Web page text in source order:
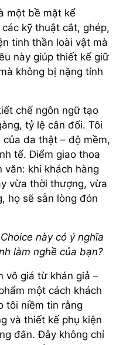
một bề mặt kể
các kỹ thuật cắt, ghép,
tinh thần loài vật mà
này giúp thiết kế giữ
không bị nặng tính
chế ngôn ngữ tạo
tỷ lệ cân đối. Tôi
da thật – độ mềm,
tế. Điểm giao thoa
văn: khi khách hàng
vừa thời thượng, vừa
họ sẽ sẵn lòng đón
này có ý nghĩa
làm nghề của bạn?
vô giá từ khán giả –
một cách khách
tôi niềm tin rằng
và thiết kế phụ kiện
đắn. Đây không chỉ